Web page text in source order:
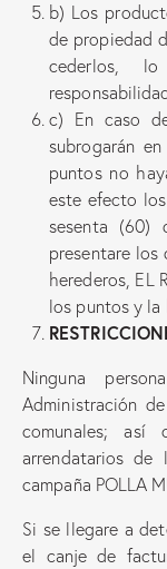
b) Los
de propiedad
cederlos,
c) En caso
subrogarán
puntos no
este efecto
sesenta (60)
presentare
herederos, EL
los puntos y
Ninguna
Administración
comunales; así
arrendatarios
campaña POLLA
Si se llegare a
el canje de